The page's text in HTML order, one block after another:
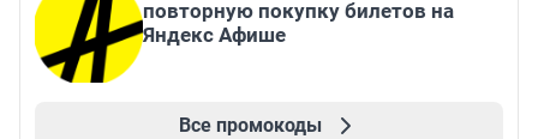
повторную покупку билетов на
Яндекс Афише
Все промокоды